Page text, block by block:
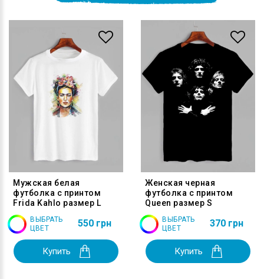
Мужская белая
футболка с принтом
Frida Kahlo размер L
ВЫБРАТЬ
ЦВЕТ
550 грн
Купить
Женская черная
футболка с принтом
Queen размер S
ВЫБРАТЬ
ЦВЕТ
370 грн
Купить